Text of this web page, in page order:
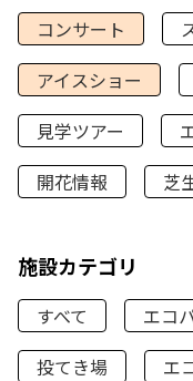
コンサート
アイスショー
見学ツアー
開花情報
芝
施設カテゴリ
すべて エコ
投てき場
エ